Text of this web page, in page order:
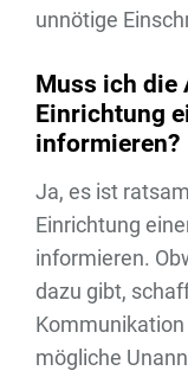
unnötige
Muss ich die
Einrichtung
informieren?
Ja, es ist
Einrichtung
informieren.
dazu gibt,
mögliche